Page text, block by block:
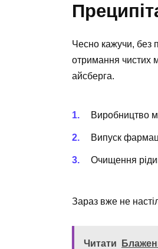
Чесно кажучи, без
отримання чистих
айсберга.
Виробництво
Випуск
Очищення
Зараз вже не
Читати